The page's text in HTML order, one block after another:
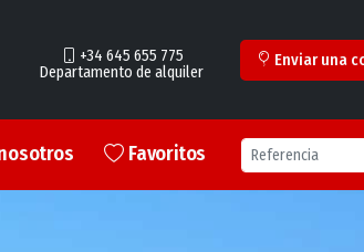
+34 645 655 775
Departamento de alquiler
Enviar una
Favoritos